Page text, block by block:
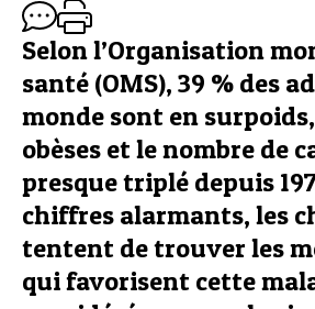
Selon l’Organisation
santé (OMS), 39 % des
monde sont en
obèses et le nombre de
presque triplé depuis
chiffres alarmants, les
tentent de trouver les
qui favorisent cette